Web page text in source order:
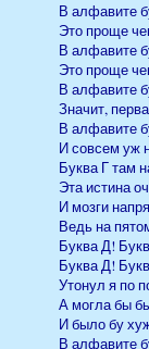
В алфавите
Это проще
В алфавите
Это проще
В алфавите
Значит,
В алфавите
И совсем уж
Буква Г там
Эта истина
И мозги
Ведь на
Буква Д!
Буква Д!
Утонул я по
А могла бы
И было бу
В алфавите